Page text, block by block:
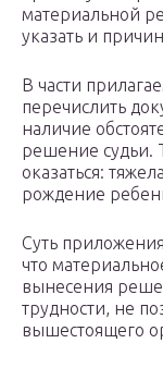
материальной
указать и
В части
перечислить
наличие
решение судьи.
оказаться:
рождение
Суть
что
вынесения
трудности, не
вышестоящего